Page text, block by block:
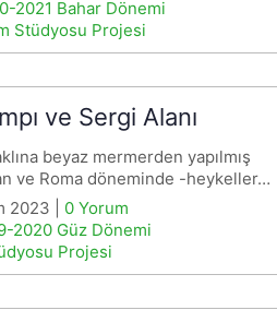
2021 Bahar Dönemi
Stüdyosu Projesi
ve Sergi Alanı
beyaz mermerden yapılmış
ve Roma döneminde -heykeller…
2023 | 0 Yorum
2020 Güz Dönemi
Projesi